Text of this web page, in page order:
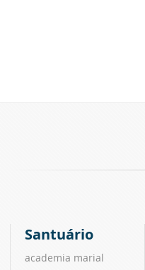
Santuário
academia marial